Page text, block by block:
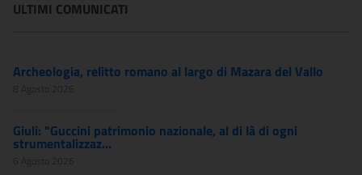
ULTIMI COMUNICATI
Archeologia, relitto romano al largo di Mazara del Vallo
8 Agosto 2026
Giuli: "Guccini patrimonio nazionale, al di là di ogni
strumentalizzaz...
6 Agosto 2026